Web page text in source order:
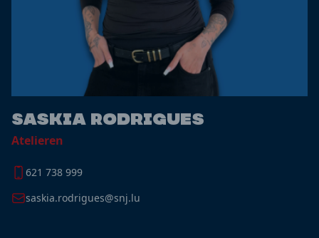
Saskia Rodrigues
Atelieren
saskia.rodrigues@snj.lu